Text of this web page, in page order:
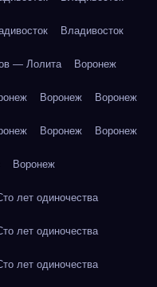
Владивосток
— Лолита Воронеж
Воронеж Воронеж
Воронеж Воронеж
Воронеж
лет одиночества
лет одиночества
лет одиночества